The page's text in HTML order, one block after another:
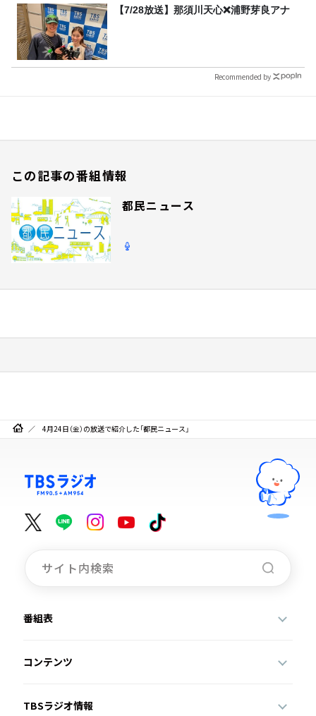
【7/28放送】那須川天心❌浦野芽良アナ
Recommended by
この記事の番組情報
都民ニュース
4月24日（金）の放送で紹介した「都民ニュース」
番組表
コンテンツ
TBSラジオ情報